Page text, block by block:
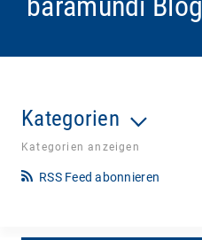
Kategorien
Kategorien anzeigen
RSS Feed abonnieren